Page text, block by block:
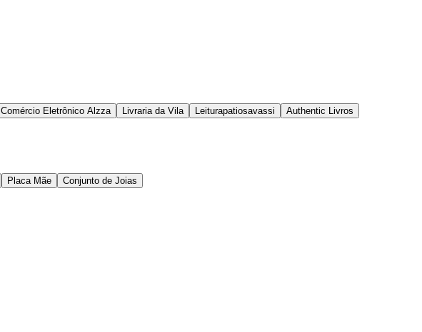
Comércio Eletrônico Alzza Livraria da Vila Leiturapatiosavassi Authentic Livros
Placa Mãe Conjunto de Joias